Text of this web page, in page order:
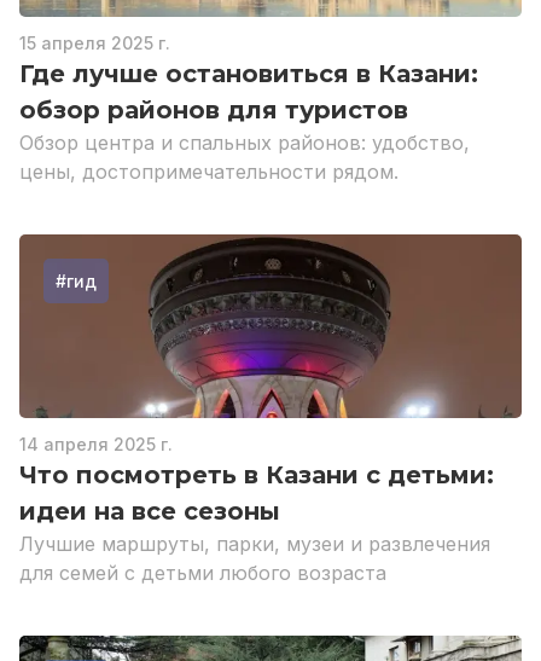
15 апреля 2025 г.
Где лучше остановиться в Казани:
обзор районов для туристов
Обзор центра и спальных районов: удобство,
цены, достопримечательности рядом.
#гид
14 апреля 2025 г.
Что посмотреть в Казани с детьми:
идеи на все сезоны
Лучшие маршруты, парки, музеи и развлечения
для семей с детьми любого возраста